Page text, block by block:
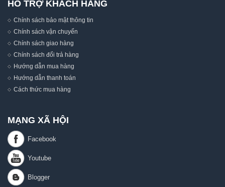
HỖ TRỢ KHÁCH HÀNG
Chính sách bảo mật thông tin
Chính sách vận chuyển
Chính sách giao hàng
Chính sách đổi trả hàng
Hướng dẫn mua hàng
Hướng dẫn thanh toán
Cách thức mua hàng
MẠNG XÃ HỘI